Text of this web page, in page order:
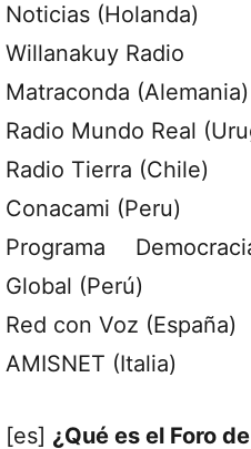
Noticias (Holanda)
Willanakuy Radio
Matraconda (Alemania)
Radio Mundo Real
Radio Tierra (Chile)
Conacami (Peru)
Programa
Global (Perú)
Red con Voz (España)
AMISNET (Italia)
[es] ¿Qué es el Foro